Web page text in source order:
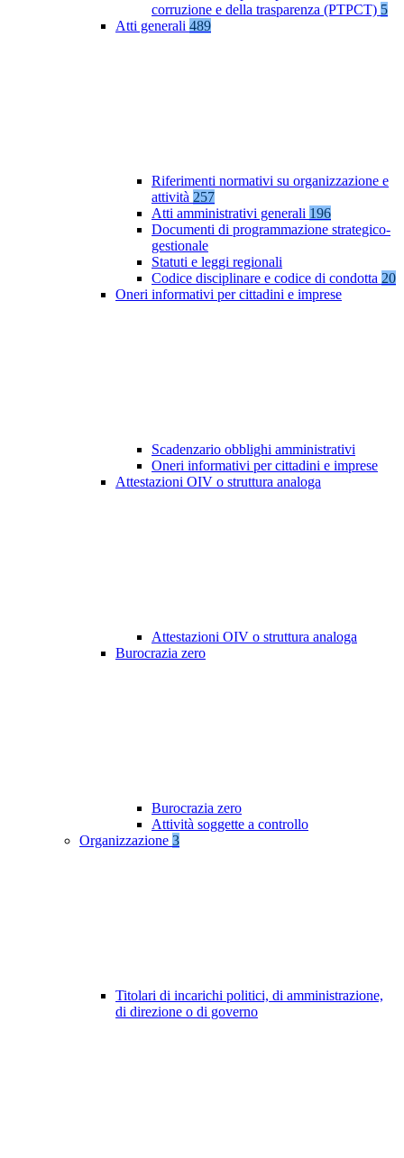
corruzione e della trasparenza (PTPCT) 5
Atti generali 489
Riferimenti normativi su organizzazione e
attività 257
Atti amministrativi generali 196
Documenti di programmazione strategico-
gestionale
Statuti e leggi regionali
Codice disciplinare e codice di condotta 20
Oneri informativi per cittadini e imprese
Scadenzario obblighi amministrativi
Oneri informativi per cittadini e imprese
Attestazioni OIV o struttura analoga
Attestazioni OIV o struttura analoga
Burocrazia zero
Burocrazia zero
Attività soggette a controllo
Organizzazione 3
Titolari di incarichi politici, di amministrazione,
di direzione o di governo